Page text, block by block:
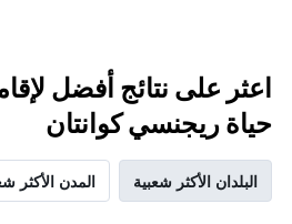
اعثر على نتائج أفضل
حياة ريجنسي كوانتان
البلدان الأكثر شعبية المدن الأكثر